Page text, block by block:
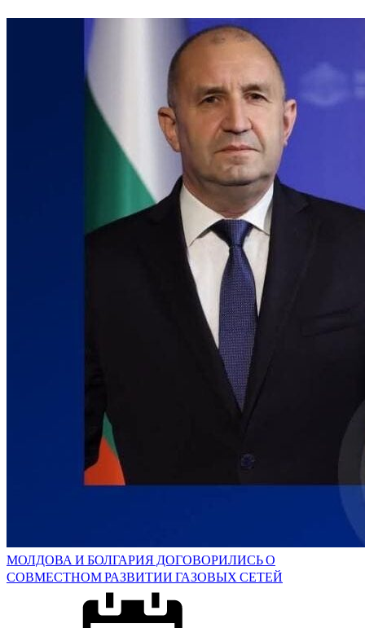
МОЛДОВА И БОЛГАРИЯ ДОГОВОРИЛИСЬ О
СОВМЕСТНОМ РАЗВИТИИ ГАЗОВЫХ СЕТЕЙ